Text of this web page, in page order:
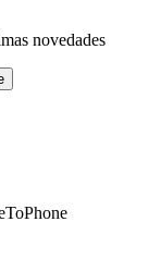
novedades